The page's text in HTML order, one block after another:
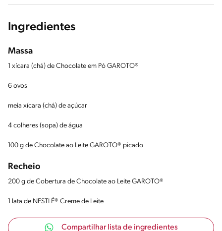
Ingredientes
Massa
1 xícara (chá) de Chocolate em Pó GAROTO®
6 ovos
meia xícara (chá) de açúcar
4 colheres (sopa) de água
100 g de Chocolate ao Leite GAROTO® picado
Recheio
200 g de Cobertura de Chocolate ao Leite GAROTO®
1 lata de NESTLÉ® Creme de Leite
Compartilhar lista de ingredientes